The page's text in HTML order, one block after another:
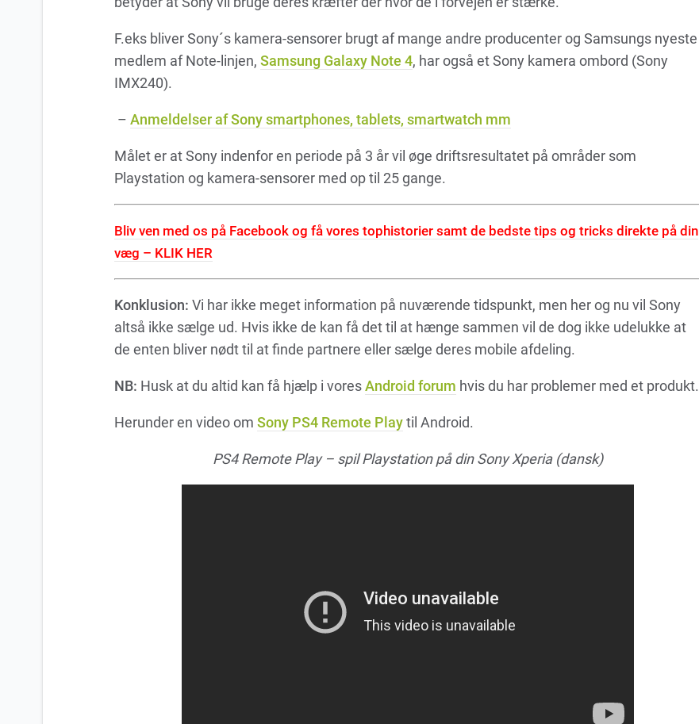
F.eks bliver Sony´s kamera-sensorer brugt af mange andre producenter og Samsungs nyeste
medlem af Note-linjen, Samsung Galaxy Note 4, har også et Sony kamera ombord (Sony
IMX240).
– Anmeldelser af Sony smartphones, tablets, smartwatch mm
Målet er at Sony indenfor en periode på 3 år vil øge driftsresultatet på områder som
Playstation og kamera-sensorer med op til 25 gange.
Bliv ven med os på Facebook og få vores tophistorier samt de bedste tips og tricks direkte på din
væg – KLIK HER
Konklusion: Vi har ikke meget information på nuværende tidspunkt, men her og nu vil Sony
altså ikke sælge ud. Hvis ikke de kan få det til at hænge sammen vil de dog ikke udelukke at
de enten bliver nødt til at finde partnere eller sælge deres mobile afdeling.
NB: Husk at du altid kan få hjælp i voresAndroid forum hvis du har problemer med et produkt.
Herunder en video om Sony PS4 Remote Playtil Android.
PS4 Remote Play – spil Playstation på din Sony Xperia (dansk)